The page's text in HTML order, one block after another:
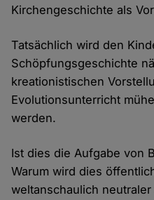
Kirchengeschichte als
Tatsächlich wird den
Schöpfungsgeschichte
kreationistischen
Evolutionsunterricht
werden.
Ist dies die Aufgabe von
Warum wird dies
weltanschaulich